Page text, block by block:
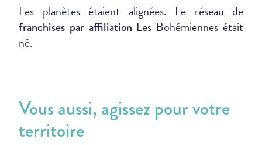
Les planètes étaient alignées. Le réseau de
franchises par affiliation Les Bohémiennes était
né.
Vous aussi, agissez pour votre
territoire